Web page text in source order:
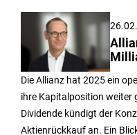
Die Allianz hat 2025 ein
ihre Kapitalposition weiter
Dividende kündigt der
Aktienrückkauf an. Ein